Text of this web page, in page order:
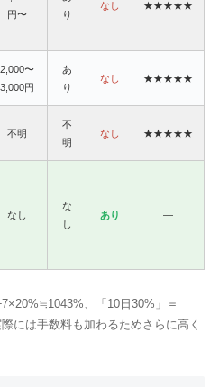
円〜
り
なし ★★★★★
2,000〜
3,000円
あ
り
なし ★★★★★
不明
不
明
なし ★★★★★
なし
な
し
あり —
、「10日30%」＝
には手数料も加わるためさらに高く